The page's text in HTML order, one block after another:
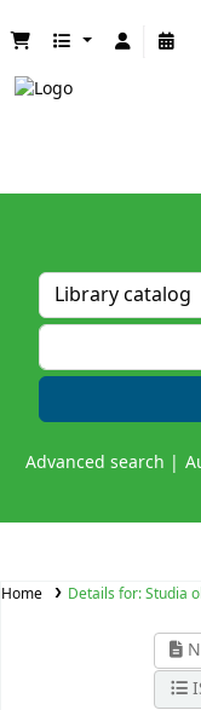
Advanced search
Home Details for:Studia